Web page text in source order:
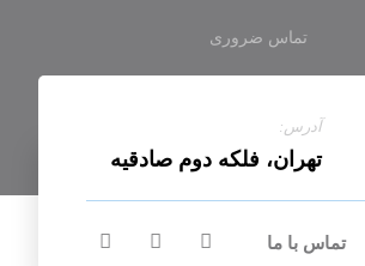
تماس ضروری
آدرس:
تهران، فلکه دوم صادقیه
تماس با ما